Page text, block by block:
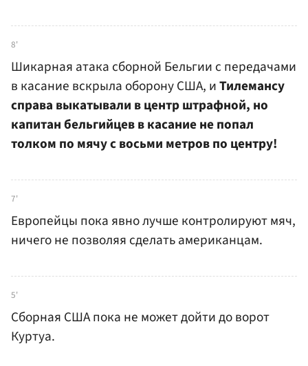
8'
Шикарная атака сборной Бельгии с передачами
в касание вскрыла оборону США, иТилемансу
справа выкатывали в центр штрафной, но
капитан бельгийцев в касание не попал
толком по мячу с восьми метров по центру!
7'
Европейцы пока явно лучше контролируют мяч,
ничего не позволяя сделать американцам.
5'
Сборная США пока не может дойти до ворот
Куртуа.